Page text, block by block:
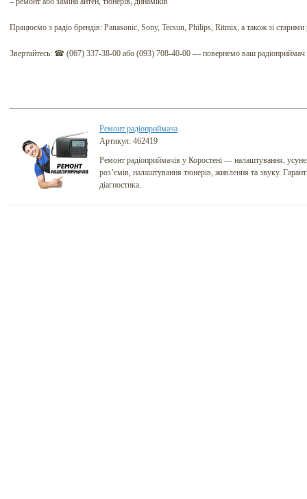
Працюємо з радіо брендів: Panasonic, Sony, Tecsun, Philips, Ritmix, а також зі
Звертайтесь: ☎ (067) 337-38-00 або (093) 708-40-00 — повернемо ваш радіоприймач
Ремонт радіоприймача
Артикул: 462419
Ремонт радіоприймачів у Коростені — налаштування,
роз’ємів, налаштування тюнерів, живлення та звуку.
діагностика.